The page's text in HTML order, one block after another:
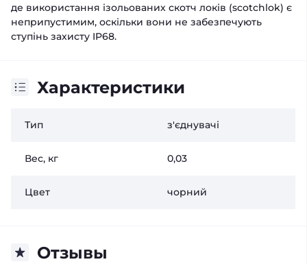
де використання ізольованих скотч локів (scotchlok) є
неприпустимим, оскільки вони не забезпечують
ступінь захисту IP68.
Характеристики
Тип з'єднувачі
Вес, кг 0,03
Цвет чорний
Отзывы